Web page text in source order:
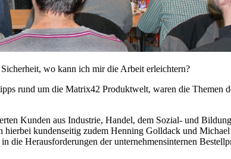
wo kann ich mir die Arbeit erleichtern?
rund um die Matrix42 Produktwelt, waren die Themen
Kunden aus Industrie, Handel, dem Sozial- und
kundenseitig zudem Henning Golldack und
Herausforderungen der unternehmensinternen